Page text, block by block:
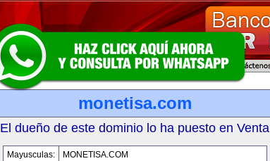
monetisa.com
El dueño de este dominio lo ha puesto en Venta
Mayusculas:
MONETISA.COM